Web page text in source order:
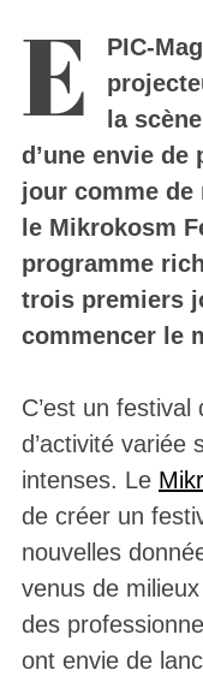
E
PIC-
la
d’une envie
jour comme de
le Mikrokosm
programme
trois premiers
commencer le
C’est un
d’activité variée
intenses. Le
de créer un
nouvelles
venus de
des
ont envie de